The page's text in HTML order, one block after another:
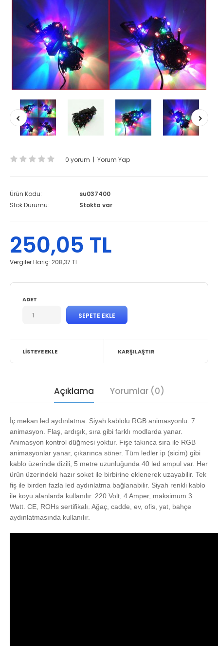
0 yorum | Yorum Yap
Ürün Kodu:
su037400
Stok Durumu:
Stokta var
250,05 TL
Vergiler Hariç: 208,37 TL
ADET
LISTEYE EKLE KARŞILAŞTIR
Açıklama Yorumlar (0)
İç mekan led aydınlatma. Siyah kablolu RGB animasyonlu. 7
animasyon. Flaş, ardışık, sıra gibi farklı modlarda yanar.
Animasyon kontrol düğmesi yoktur. Fişe takınca sıra ile RGB
animasyonlar yanar, çıkarınca söner. Tüm ledler ip (sicim) gibi
kablo üzerinde dizili, 5 metre uzunluğunda 40 led ampul var. Her
ürün üzerindeki hazır soket ile birbirine eklenerek uzayabilir. Tek
fiş ile birden fazla led aydınlatma bağlanabilir. Siyah renkli kablo
ile koyu alanlarda kullanılır. 220 Volt, 4 Amper, maksimum 3
Watt. CE, ROHs sertifikalı. Ağaç, cadde, ev, ofis, yat, bahçe
aydınlatmasında kullanılır.